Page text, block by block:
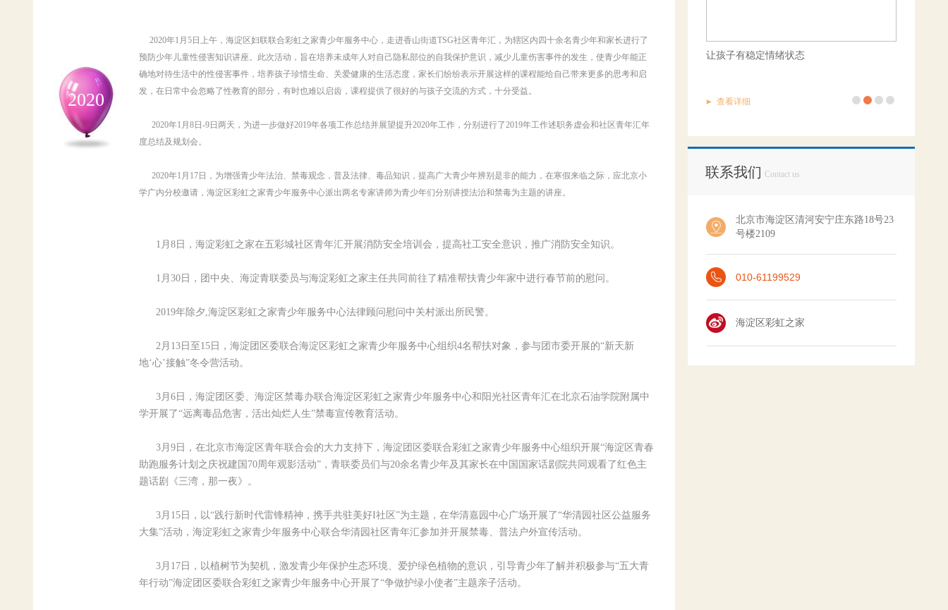
2020
2020年1月5日上午，海淀区妇联联合彩虹之家青少年服务中心，走进香山街道TSG社区青年汇，为辖区内四十余名青少年和家长进行了
预防少年儿童性侵害知识讲座。此次活动，旨在培养未成年人对自己隐私部位的自我保护意识，减少儿童伤害事件的发生，使青少年能正
确地对待生活中的性侵害事件，培养孩子珍惜生命、关爱健康的生活态度，家长们纷纷表示开展这样的课程能给自己带来更多的思考和启
发，在日常中会忽略了性教育的部分，有时也难以启齿，课程提供了很好的与孩子交流的方式，十分受益。
2020年1月8日-9日两天，为进一步做好2019年各项工作总结并展望提升2020年工作，分别进行了2019年工作述职务虚会和社区青年汇年
度总结及规划会。
2020年1月17日，为增强青少年法治、禁毒观念，普及法律、毒品知识，提高广大青少年辨别是非的能力，在寒假来临之际，应北京小
学广内分校邀请，海淀区彩虹之家青少年服务中心派出两名专家讲师为青少年们分别讲授法治和禁毒为主题的讲座。
1月8日，海淀彩虹之家在五彩城社区青年汇开展消防安全培训会，提高社工安全意识，推广消防安全知识。
1月30日，团中央、海淀青联委员与海淀彩虹之家主任共同前往了精准帮扶青少年家中进行春节前的慰问。
2019年除夕,海淀区彩虹之家青少年服务中心法律顾问慰问中关村派出所民警。
2月13日至15日，海淀团区委联合海淀区彩虹之家青少年服务中心组织4名帮扶对象，参与团市委开展的“新天新
地‘心’接触”冬令营活动。
3月6日，海淀团区委、海淀区禁毒办联合海淀区彩虹之家青少年服务中心和阳光社区青年汇在北京石油学院附属中
学开展了“远离毒品危害，活出灿烂人生”禁毒宣传教育活动。
3月9日，在北京市海淀区青年联合会的大力支持下，海淀团区委联合彩虹之家青少年服务中心组织开展“海淀区青春
助跑服务计划之庆祝建国70周年观影活动”，青联委员们与20余名青少年及其家长在中国国家话剧院共同观看了红色主
题话剧《三湾，那一夜》。
3月15日，以“践行新时代雷锋精神，携手共驻美好I社区”为主题，在华清嘉园中心广场开展了“华清园社区公益服务
大集”活动，海淀彩虹之家青少年服务中心联合华清园社区青年汇参加并开展禁毒、普法户外宣传活动。
3月17日，以植树节为契机，激发青少年保护生态环境、爱护绿色植物的意识，引导青少年了解并积极参与“五大青
年行动”海淀团区委联合彩虹之家青少年服务中心开展了“争做护绿小使者”主题亲子活动。
新青年学堂，慢工出巧盒：治愈系手作 让孩子有稳定情绪状态 社区科技探索活动——走进北京科学中心
查看详细
联系我们 Contact us
北京市海淀区清河安宁庄东路18号23
号楼2109
010-61199529
海淀区彩虹之家